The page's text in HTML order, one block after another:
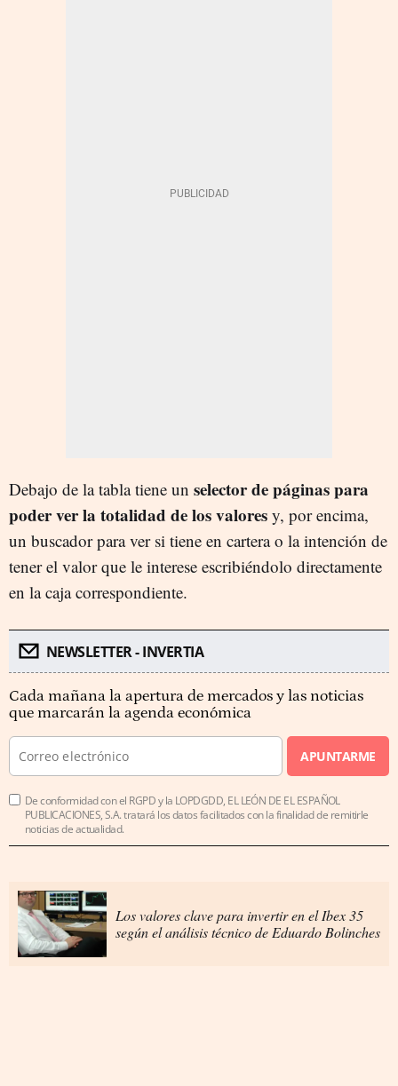
Debajo de la tabla tiene un selector de páginas para
poder ver la totalidad de los valores y, por encima,
un buscador para ver si tiene en cartera o la intención de
tener el valor que le interese escribiéndolo directamente
en la caja correspondiente.
NEWSLETTER - INVERTIA
Cada mañana la apertura de mercados y las noticias
que marcarán la agenda económica
APUNTARME
De conformidad con el RGPD y la LOPDGDD, EL LEÓN DE EL ESPAÑOL
PUBLICACIONES, S.A. tratará los datos facilitados con la finalidad de remitirle
noticias de actualidad.
Los valores clave para invertir en el Ibex 35
según el análisis técnico de Eduardo Bolinches